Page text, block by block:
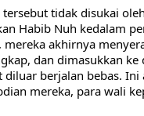
tersebut tidak disukai
Habib Nuh kedalam
akhirnya
dan dimasukkan
berjalan bebas.
mereka, para wali